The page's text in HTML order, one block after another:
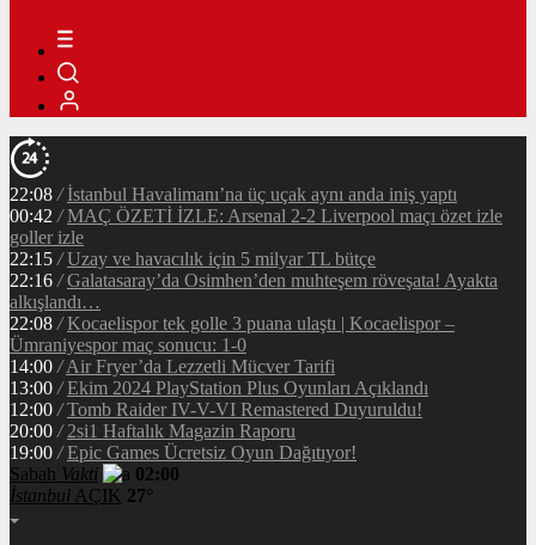
22:08 / İstanbul Havalimanı’na üç uçak aynı anda iniş yaptı
00:42 / MAÇ ÖZETİ İZLE: Arsenal 2-2 Liverpool maçı özet izle
goller izle
22:15 / Uzay ve havacılık için 5 milyar TL bütçe
22:16 / Galatasaray’da Osimhen’den muhteşem röveşata! Ayakta
alkışlandı…
22:08 / Kocaelispor tek golle 3 puana ulaştı | Kocaelispor –
Ümraniyespor maç sonucu: 1-0
14:00 / Air Fryer’da Lezzetli Mücver Tarifi
13:00 / Ekim 2024 PlayStation Plus Oyunları Açıklandı
12:00 / Tomb Raider IV-V-VI Remastered Duyuruldu!
20:00 / 2si1 Haftalık Magazin Raporu
19:00 / Epic Games Ücretsiz Oyun Dağıtıyor!
Sabah Vakti
02:00
İstanbul AÇIK 27°